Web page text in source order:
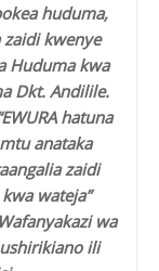
huduma,
kwenye
Huduma kwa
Dkt. Andilile.
hatuna
anataka
zaidi
wateja”
wa
ili